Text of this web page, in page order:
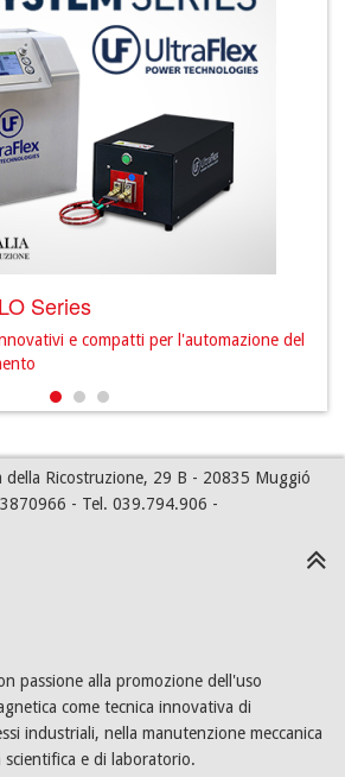
Series
e compatti per l'automazione del
della Ricostruzione, 29 B - 20835 Muggió
- Tel. 039.794.906 -
passione alla promozione dell'uso
come tecnica innovativa di
industriali, nella manutenzione meccanica
e di laboratorio.